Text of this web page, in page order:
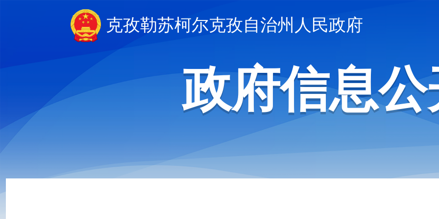
克孜勒苏柯尔克孜自治州人民政府
政府信息公